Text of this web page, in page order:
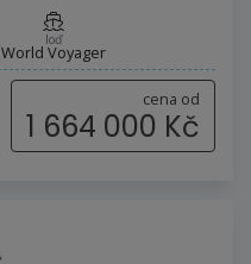
loď
World Voyager
cena od
1 664 000 Kč